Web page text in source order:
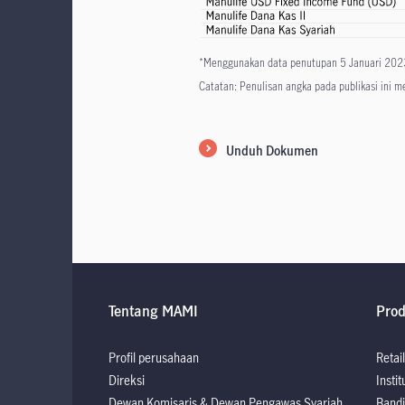
*Menggunakan data penutupan 5 Januari
Catatan: Penulisan angka pada publikasi ini
Unduh Dokumen
Tentang MAMI
Profil perusahaan
Direksi
Retail